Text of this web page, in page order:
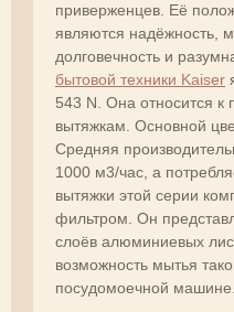
приверженцев. Её
являются надёжность,
долговечность и
бытовой техники Kaiser
543 N. Она относится к
вытяжкам. Основной
Средняя
1000 м3/час, а
вытяжки этой серии
фильтром. Он
слоёв алюминиевых
возможность мытья
посудомоечной машине.